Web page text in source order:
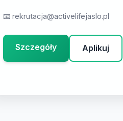
📧 rekrutacja@activelifejaslo.pl
Szczegóły Aplikuj